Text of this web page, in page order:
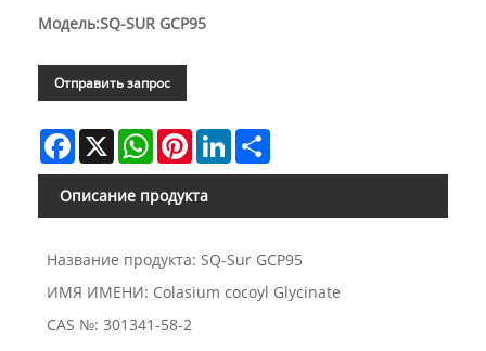
Модель:SQ-SUR GCP95
Отправить запрос
Facebook
X WhatsAppPinterestLinkedIn
Описание продукта
Название продукта: SQ-Sur GCP95
ИМЯ ИМЕНИ: Colasium cocoyl Glycinate
CAS №: 301341-58-2